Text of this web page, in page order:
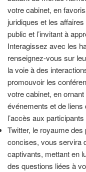
votre cabinet, en
juridiques et les
public et l’invitant à
Interagissez avec les
renseignez-vous sur
la voie à des
promouvoir les
votre cabinet, en
événements et de liens
l’accès aux
Twitter, le royaume
concises, vous servira
captivants, mettant en
des questions liées à